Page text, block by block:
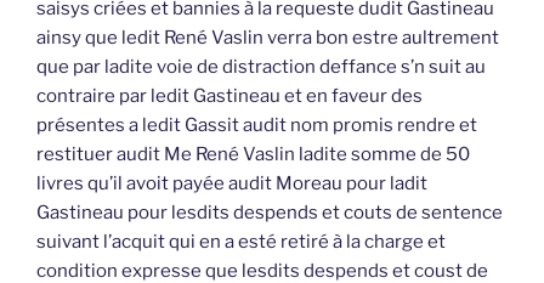
saisys criées et bannies à la requeste dudit Gastineau
ainsy que ledit René Vaslin verra bon estre aultrement
que par ladite voie de distraction deffance s’n suit au
contraire par ledit Gastineau et en faveur des
présentes a ledit Gassit audit nom promis rendre et
restituer audit Me René Vaslin ladite somme de 50
livres qu’il avoit payée audit Moreau pour ladit
Gastineau pour lesdits despends et couts de sentence
suivant l’acquit qui en a esté retiré à la charge et
condition expresse que lesdits despends et coust de